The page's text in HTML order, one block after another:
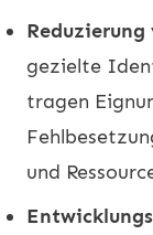
gezielte
tragen
und